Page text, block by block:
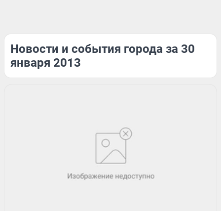
Новости и события города за 30
января 2013